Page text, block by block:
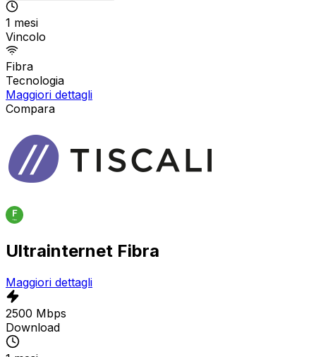
1 mesi
Vincolo
Fibra
Tecnologia
Maggiori dettagli
Compara
Ultrainternet Fibra
Maggiori dettagli
2500 Mbps
Download